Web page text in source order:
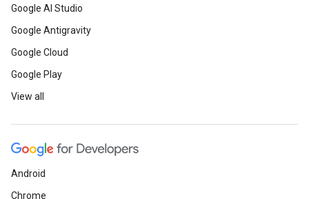
Google AI Studio
Google Antigravity
Google Cloud
Google Play
View all
Android
Chrome